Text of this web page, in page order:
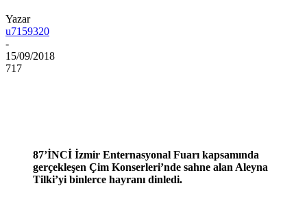
Yazar
u7159320
-
15/09/2018
717
87’İNCİ İzmir Enternasyonal Fuarı kapsamında
gerçekleşen Çim Konserleri’nde sahne alan Aleyna
Tilki’yi binlerce hayranı dinledi.